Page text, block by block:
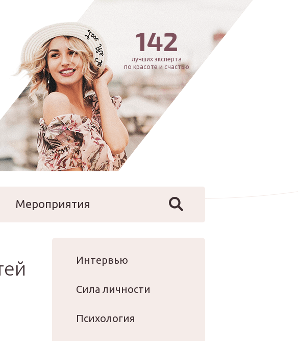
142
лучших эксперта
по красоте и счастью
Мероприятия
Интервью
Сила личности
Психология